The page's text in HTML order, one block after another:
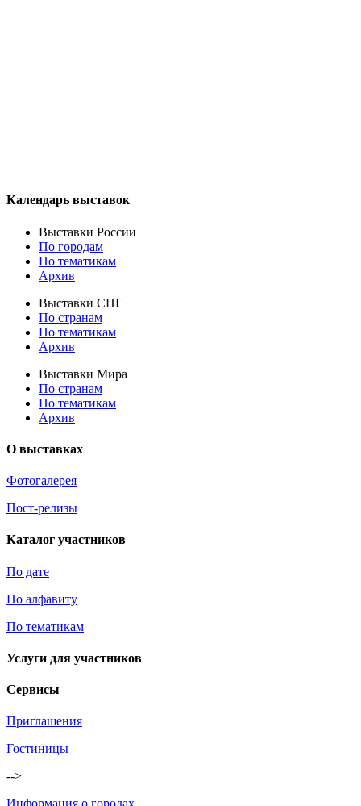
Календарь выставок
Выставки России
По городам
По тематикам
Архив
Выставки СНГ
По странам
По тематикам
Архив
Выставки Мира
По странам
По тематикам
Архив
О выставках
Фотогалерея
Пост-релизы
Каталог участников
По дате
По алфавиту
По тематикам
Услуги для участников
Сервисы
Приглашения
Гостиницы
-->